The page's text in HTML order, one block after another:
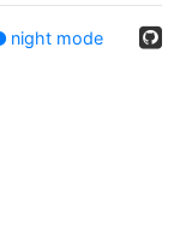
night mode